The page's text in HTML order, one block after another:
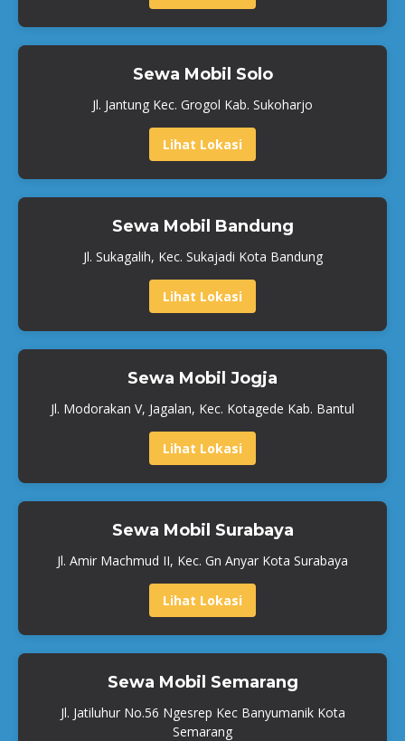
Sewa Mobil Solo
Jl. Jantung Kec. Grogol Kab. Sukoharjo
Lihat Lokasi
Sewa Mobil Bandung
Jl. Sukagalih, Kec. Sukajadi Kota Bandung
Lihat Lokasi
Sewa Mobil Jogja
Jl. Modorakan V, Jagalan, Kec. Kotagede Kab. Bantul
Lihat Lokasi
Sewa Mobil Surabaya
Jl. Amir Machmud II, Kec. Gn Anyar Kota Surabaya
Lihat Lokasi
Sewa Mobil Semarang
Jl. Jatiluhur No.56 Ngesrep Kec Banyumanik Kota
Semarang